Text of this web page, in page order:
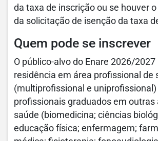
da taxa de inscrição ou se houver
da solicitação de isenção da taxa
Quem pode se inscrever
O público-alvo do Enare 2026/2027
residência em área profissional de
(multiprofissional e uniprofissional)
profissionais graduados em outras
saúde (biomedicina; ciências
educação física; enfermagem;